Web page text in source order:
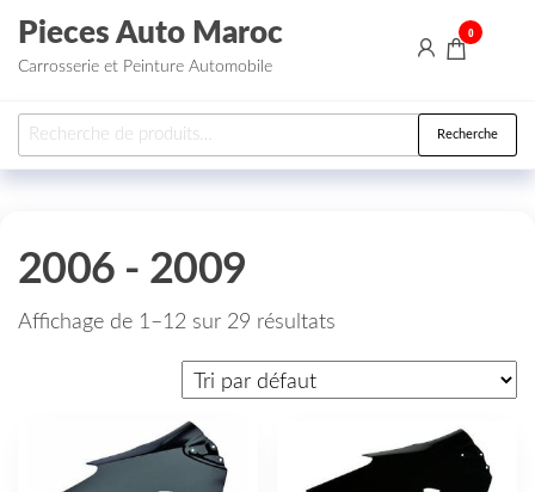
Aller au contenu
Pieces Auto Maroc
Carrosserie et Peinture Automobile
0
Recherche pour : Recherche
2006 - 2009
Affichage de 1–12 sur 29 résultats